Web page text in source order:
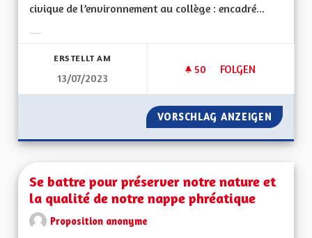
civique de l’environnement au collège : encadré...
ERSTELLT AM
13/07/2023
50 50 FOLLOWER
FOLGEN
SERVICE CIVIQUE
VORSCHLAG ANZEIGEN
Se battre pour préserver notre nature et
la qualité de notre nappe phréatique
Proposition anonyme